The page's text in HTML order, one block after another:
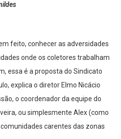
feito, conhecer as adversidades
onde os coletores trabalham
essa é a proposta do Sindicato
explica o diretor Elmo Nicácio
o coordenador da equipe do
ou simplesmente Alex (como
carentes das zonas